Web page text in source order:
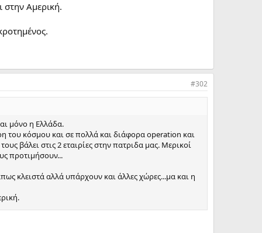
στην Αμερική.
#302
μόνο η Ελλάδα.
του κόσμου και σε πολλά και διάφορα operation και
βάλει στις 2 εταιρίες στην πατριδα μας. Μερικοί
προτιμήσουν...
κλειστά αλλά υπάρχουν και άλλες χώρες...μα και η